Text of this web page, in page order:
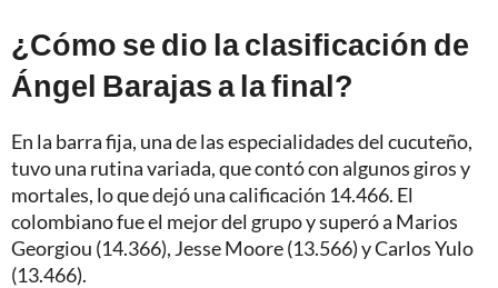
¿Cómo se dio la clasificación de
Ángel Barajas a la final?
En la barra fija, una de las especialidades del cucuteño,
tuvo una rutina variada, que contó con algunos giros y
mortales, lo que dejó una calificación 14.466. El
colombiano fue el mejor del grupo y superó a Marios
Georgiou (14.366), Jesse Moore (13.566) y Carlos Yulo
(13.466).